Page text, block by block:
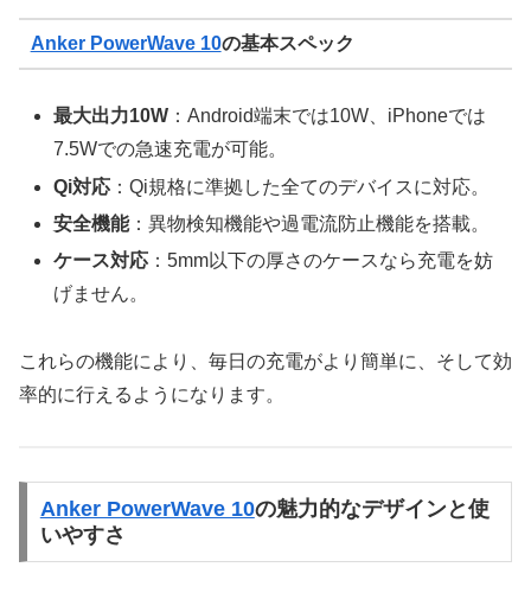
Anker PowerWave 10の基本スペック
最大出力10W ：Android端末では10W、iPhoneでは
7.5Wでの急速充電が可能。
Qi対応 ：Qi規格に準拠した全てのデバイスに対応。
安全機能：異物検知機能や過電流防止機能を搭載。
ケース対応 ：5mm以下の厚さのケースなら充電を妨
げません。
これらの機能により、毎日の充電がより簡単に、そして効
率的に行えるようになります。
Anker PowerWave 10の魅力的なデザインと使
いやすさ